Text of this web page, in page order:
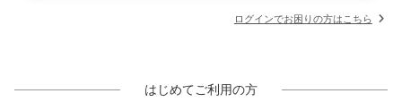
ログインでお困りの方はこちら
はじめてご利用の方